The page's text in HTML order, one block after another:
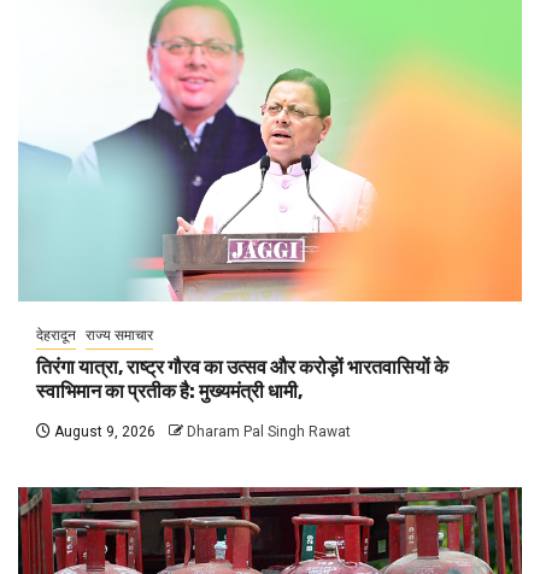
देहरादून राज्य समाचार
तिरंगा यात्रा, राष्ट्र गौरव का उत्सव और करोड़ों भारतवासियों के
स्वाभिमान का प्रतीक है: मुख्यमंत्री धामी,
August 9, 2026 Dharam Pal Singh Rawat